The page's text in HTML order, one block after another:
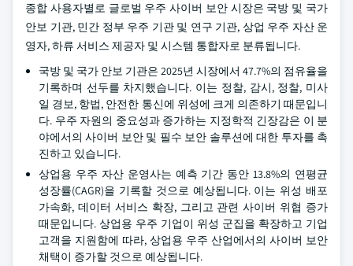
종합 사용자별로 글로벌 우주 사이버 보안 시장은 국방 및 국가
안보 기관, 민간 정부 우주 기관 및 연구 기관, 상업 우주 자산 운
영자, 하류 서비스 제공자 및 시스템 통합자로 분류됩니다.
국방 및 국가 안보 기관은 2025년 시장에서 47.7%의 점유율을
기록하며 선두를 차지했습니다. 이는 정찰, 감시, 정찰, 미사
일 경보, 항법, 안전한 통신에 위성에 크게 의존하기 때문입니
다. 우주 자원의 중요성과 증가하는 지정학적 긴장감은 이 분
야에서의 사이버 보안 및 필수 보안 솔루션에 대한 투자를 촉
진하고 있습니다.
상업용 우주 자산 운영사는 예측 기간 동안 13.8%의 연평균
성장률(CAGR)을 기록할 것으로 예상됩니다. 이는 위성 배포
가속화, 데이터 서비스 확장, 그리고 관련 사이버 위협 증가
때문입니다. 상업용 우주 기업이 위성 군집을 확장하고 기업
고객을 지원함에 따라, 상업용 우주 산업에서의 사이버 보안
채택이 증가할 것으로 예상됩니다.